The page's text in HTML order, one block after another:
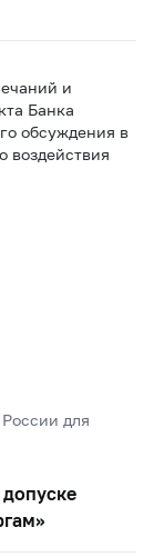
и
Банка
обсуждения в
воздействия
для